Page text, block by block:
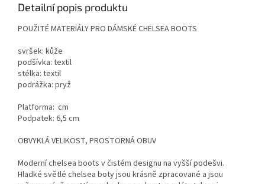
Detailní popis produktu
POUŽITÉ MATERIÁLY PRO DÁMSKÉ CHELSEA BOOTS
svršek: kůže
podšívka: textil
stélka: textil
podrážka: pryž
Platforma: cm
Podpatek: 6,5 cm
OBVYKLÁ VELIKOST, PROSTORNÁ OBUV
Moderní chelsea boots v čistém designu na vyšší podešvi.
Hladké světlé chelsea boty jsou krásně zpracované a jsou